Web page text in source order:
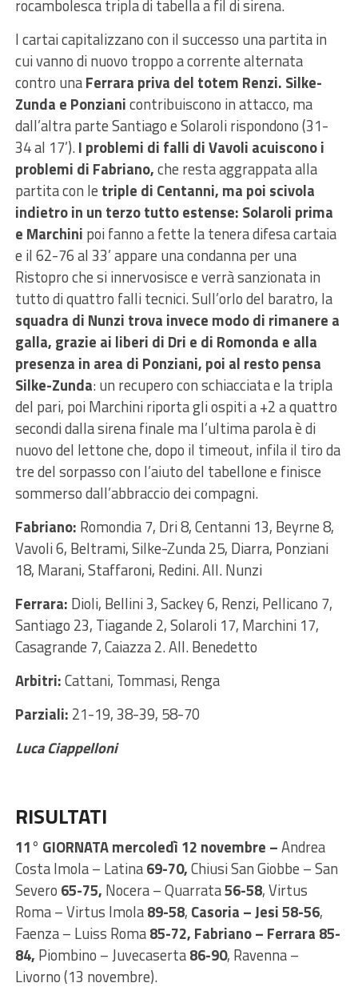
rocambolesca tripla di tabella a fil di sirena.
I cartai capitalizzano con il successo una partita in
cui vanno di nuovo troppo a corrente alternata
contro unaFerrara priva del totem Renzi. Silke-
Zunda e Ponzianicontribuiscono in attacco, ma
dall’altra parte Santiago e Solaroli rispondono (31-
34 al 17’).I problemi di falli di Vavoli acuiscono i
problemi di Fabriano,che resta aggrappata alla
partita con le triple di Centanni, ma poi scivola
indietro in un terzo tutto estense: Solaroli prima
e Marchini poi fanno a fette la tenera difesa cartaia
e il 62-76 al 33’ appare una condanna per una
Ristopro che si innervosisce e verrà sanzionata in
tutto di quattro falli tecnici. Sull’orlo del baratro, la
squadra di Nunzi trova invece modo di rimanere a
galla, grazie ai liberi di Dri e di Romonda e alla
presenza in area di Ponziani, poi al resto pensa
Silke-Zunda: un recupero con schiacciata e la tripla
del pari, poi Marchini riporta gli ospiti a +2 a quattro
secondi dalla sirena finale ma l’ultima parola è di
nuovo del lettone che, dopo il timeout, infila il tiro da
tre del sorpasso con l’aiuto del tabellone e finisce
sommerso dall’abbraccio dei compagni.
Fabriano: Romondia 7, Dri 8, Centanni 13, Beyrne 8,
Vavoli 6, Beltrami, Silke-Zunda 25, Diarra, Ponziani
18, Marani, Staffaroni, Redini. All. Nunzi
Ferrara: Dioli, Bellini 3, Sackey 6, Renzi, Pellicano 7,
Santiago 23, Tiagande 2, Solaroli 17, Marchini 17,
Casagrande 7, Caiazza 2. All. Benedetto
Arbitri:Cattani, Tommasi, Renga
Parziali: 21-19, 38-39, 58-70
Luca Ciappelloni
RISULTATI
11° GIORNATA mercoledì 12 novembre –Andrea
Costa Imola – Latina69-70,Chiusi San Giobbe – San
Severo 65-75, Nocera – Quarrata56-58, Virtus
Roma – Virtus Imola89-58, Casoria – Jesi 58-56,
Faenza – Luiss Roma85-72, Fabriano – Ferrara 85-
84, Piombino – Juvecaserta86-90, Ravenna –
Livorno (13 novembre).